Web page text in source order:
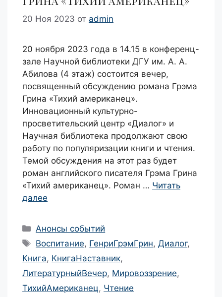
20 Ноя 2023 от admin
20 ноября 2023 года в 14.15 в конференц-
зале Научной библиотеки ДГУ им. А. А.
Абилова (4 этаж) состоится вечер,
посвященный обсуждению романа Грэма
Грина «Тихий американец».
Инновационный культурно-
просветительский центр «Диалог» и
Научная библиотека продолжают свою
работу по популяризации книги и чтения.
Темой обсуждения на этот раз будет
роман английского писателя Грэма Грина
«Тихий американец». Роман … Читать
далее
Рубрики
Анонсы событий
Метки
Воспитание, ГенриГрэмГрин,Диалог,
Книга, КнигаНаставник,
ЛитературныйВечер, Мировоззрение,
ТихийАмериканец, Чтение